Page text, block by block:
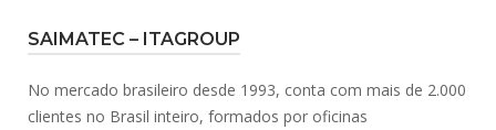
SAIMATEC – ITAGROUP
No mercado brasileiro desde 1993, conta com mais de 2.000
clientes no Brasil inteiro, formados por oficinas